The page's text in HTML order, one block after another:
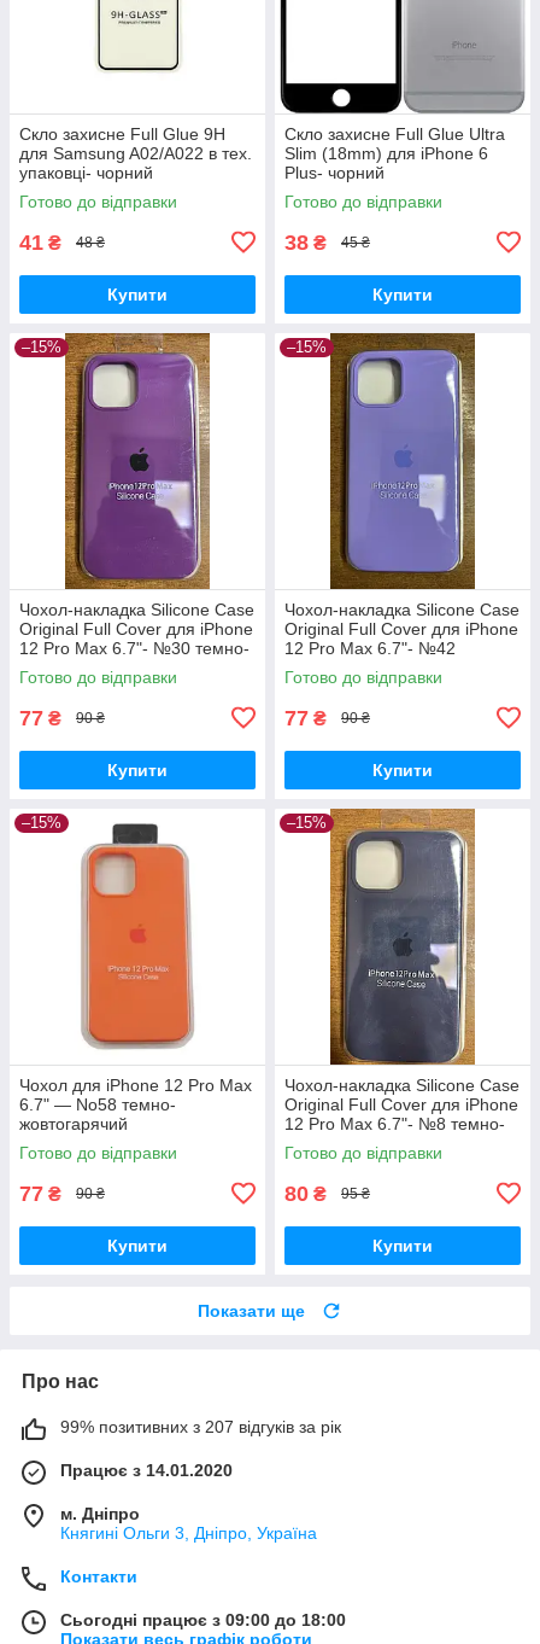
Скло захисне Full Glue 9H
для Samsung A02/A022 в тех.
упаковці- чорний
Готово до відправки
41 ₴ 48 ₴
Купити
Скло захисне Full Glue Ultra
Slim (18mm) для iPhone 6
Plus- чорний
Готово до відправки
38 ₴ 45 ₴
Купити
–15%
Чохол-накладка Silicone Case
Original Full Cover для iPhone
12 Pro Max 6.7"- №30 темно-
фіолетовий
Готово до відправки
77 ₴ 90 ₴
Купити
–15%
Чохол-накладка Silicone Case
Original Full Cover для iPhone
12 Pro Max 6.7"- №42
бузковий
Готово до відправки
77 ₴ 90 ₴
Купити
–15%
Чохол для iPhone 12 Pro Max
6.7" — No58 темно-
жовтогарячий
Готово до відправки
77 ₴ 90 ₴
Купити
–15%
Чохол-накладка Silicone Case
Original Full Cover для iPhone
12 Pro Max 6.7"- №8 темно-
синій
Готово до відправки
80 ₴ 95 ₴
Купити
Показати ще
Про нас
99% позитивних з 207 відгуків за рік
Працює з 14.01.2020
м. Дніпро
Княгині Ольги 3, Дніпро, Україна
Контакти
Сьогодні працює з 09:00 до 18:00
Показати весь графік роботи